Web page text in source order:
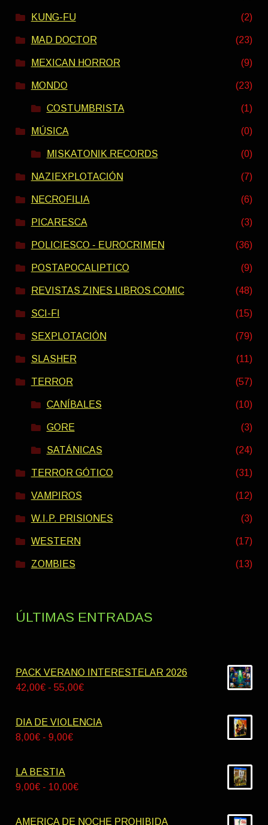
KUNG-FU (2)
MAD DOCTOR (23)
MEXICAN HORROR (9)
MONDO (23)
COSTUMBRISTA (1)
MÚSICA (0)
MISKATONIK RECORDS (0)
NAZIEXPLOTACIÓN (7)
NECROFILIA (6)
PICARESCA (3)
POLICIESCO - EUROCRIMEN (36)
POSTAPOCALIPTICO (9)
REVISTAS ZINES LIBROS COMIC (48)
SCI-FI (15)
SEXPLOTACIÓN (79)
SLASHER (11)
TERROR (57)
CANÍBALES (10)
GORE (3)
SATÁNICAS (24)
TERROR GÓTICO (31)
VAMPIROS (12)
W.I.P. PRISIONES (3)
WESTERN (17)
ZOMBIES (13)
ÚLTIMAS ENTRADAS
PACK VERANO INTERESTELAR 2026
42,00€ - 55,00€Rango
precios:
DIA DE VIOLENCIA
8,00€ - 9,00€Rango
desde
LA BESTIA
9,00€ - 10,00€Rango
precios:
AMERICA DE NOCHE PROHIBIDA